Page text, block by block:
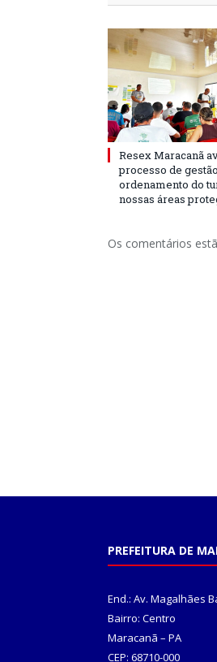
Resex Maracanã
processo de
ordenamento do
nossas áreas
Os comentários
PREFEITURA DE
End.: Av. Magalhães
Bairro: Centro
Maracanã – PA
CEP: 68710-000